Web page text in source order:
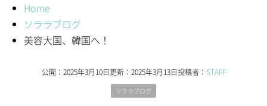
Home
ソララブログ
美容大国、韓国へ！
公開： 2025年3月10日更新： 2025年3月13日投稿者： STAFF
ソララブログ